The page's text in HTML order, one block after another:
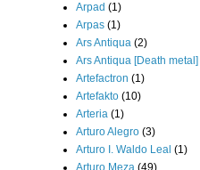
Arpad (1)
Arpas (1)
Ars Antiqua (2)
Ars Antiqua [Death metal]
Artefactron (1)
Artefakto (10)
Arteria (1)
Arturo Alegro (3)
Arturo I. Waldo Leal (1)
Arturo Meza (49)